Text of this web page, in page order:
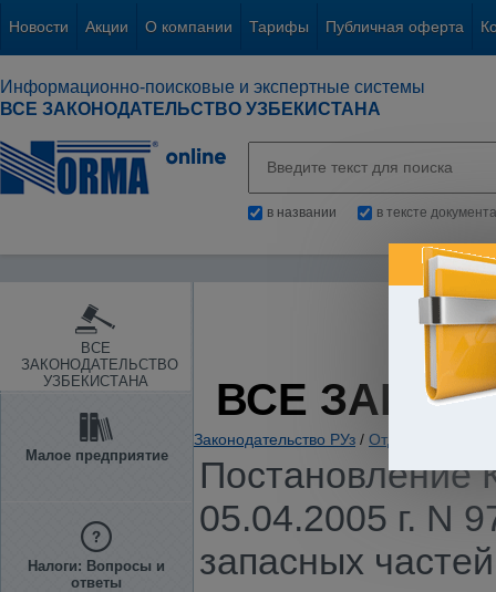
Новости Акции О компании Тарифы Публичная оферта
Информационно-поисковые и экспертные системы
ВСЕ ЗАКОНОДАТЕЛЬСТВО УЗБЕКИСТАНА
в названии в тексте документа
ВСЕ
ЗАКОНОДАТЕЛЬСТВО
УЗБЕКИСТАНА
Малое предприятие
Налоги: Вопросы и
ответы
ВСЕ
Законодательство РУз / Отдельные
Постановление
05.04.2005 г. N
запасных